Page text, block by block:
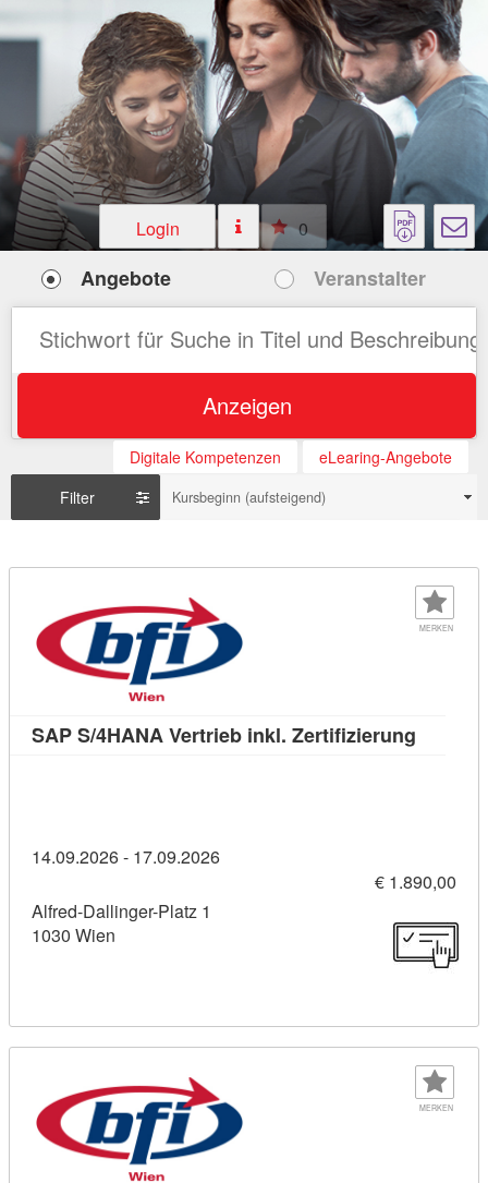
Login 0
Angebote Veranstalter
Anzeigen
Digitale Kompetenzen
eLearing-Angebote
Filter
Kursbeginn (aufsteigend)
MERKEN
SAP S/4HANA Vertrieb inkl. Zertifizierung
14.09.2026 - 17.09.2026
€ 1.890,00
Alfred-Dallinger-Platz 1
1030 Wien
MERKEN